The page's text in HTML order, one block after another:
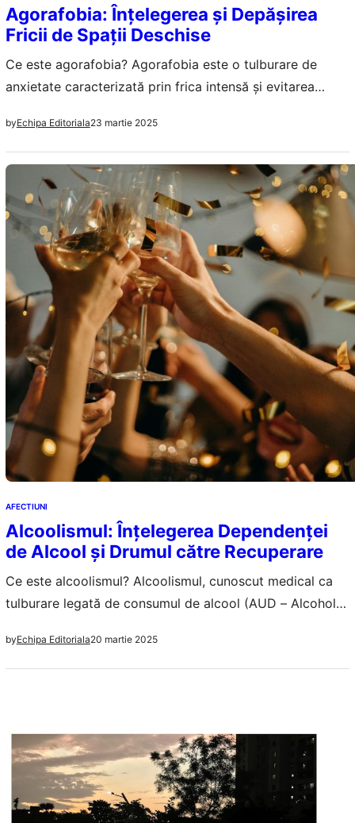
Agorafobia: Înțelegerea și Depășirea
Fricii de Spații Deschise
Ce este agorafobia? Agorafobia este o tulburare de
anxietate caracterizată prin frica intensă și evitarea
care ajutorul nu ar fi disponibil în cazul apariției unui atac
de panică sau a altor simptome incapacitante. Contrar
percepției populare, agorafobia nu se referă doar la
frica…
byEchipa Editoriala23 martie 2025
AFECTIUNI
Alcoolismul: Înțelegerea Dependenței
de Alcool și Drumul către Recuperare
Ce este alcoolismul? Alcoolismul, cunoscut medical ca
tulburare legată de consumul de alcool (AUD – Alcohol
prin consumul compulsiv de alcool, pierderea controlului
asupra cantității consumate și experimentarea sevrajului
aproximativ 283 de milioane…
byEchipa Editoriala20 martie 2025